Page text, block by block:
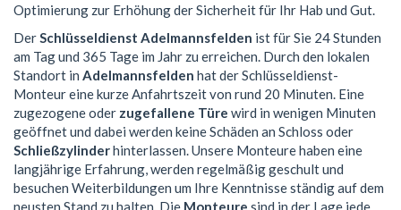
Optimierung zur Erhöhung der Sicherheit für Ihr Hab und Gut.
DerSchlüsseldienst Adelmannsfelden ist für Sie 24 Stunden
am Tag und 365 Tage im Jahr zu erreichen. Durch den lokalen
Standort in Adelmannsfelden hat der Schlüsseldienst-
Monteur eine kurze Anfahrtszeit von rund 20 Minuten. Eine
zugezogene oder zugefallene Türe wird in wenigen Minuten
geöffnet und dabei werden keine Schäden an Schloss oder
Schließzylinderhinterlassen. Unsere Monteure haben eine
langjährige Erfahrung, werden regelmäßig geschult und
besuchen Weiterbildungen um Ihre Kenntnisse ständig auf dem
neusten Stand zu halten. Die Monteure sind in der Lage jede